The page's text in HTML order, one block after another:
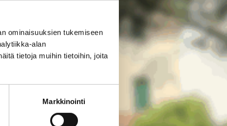
ominaisuuksien tukemiseen
alan
tietoja muihin tietoihin, joita
Markkinointi